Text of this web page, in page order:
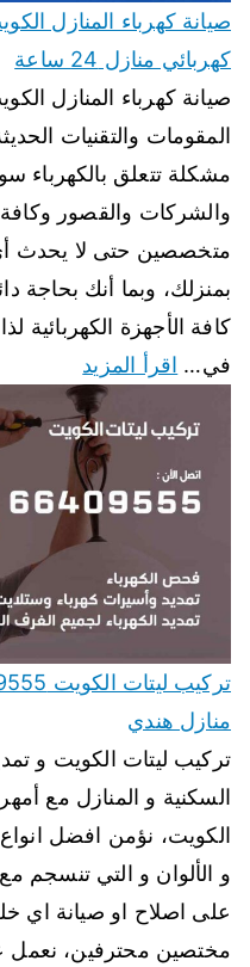
كهربائي منازل 24 ساعة
صيانة كهرباء المنازل
المقومات والتقنيات
مشكلة تتعلق بالكهرباء
والشركات والقصور
متخصصين حتى لا يحدث
بمنزلك، وبما أنك بحاجة
كافة الأجهزة الكهربائية
في… اقرأ المزيد
منازل هندي
تركيب ليتات الكويت و
السكنية و المنازل مع
الكويت، نؤمن افضل
و الألوان و التي تنسجم
على اصلاح او صيانة اي
مختصين محترفين، نعمل